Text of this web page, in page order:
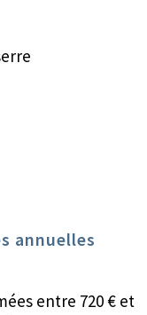
annuelles
entre 720 € et